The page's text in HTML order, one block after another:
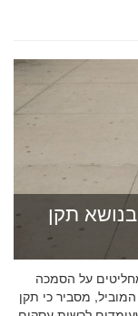
תקן
לפני שמחליטים על הסמכה
מסביר כי תקן